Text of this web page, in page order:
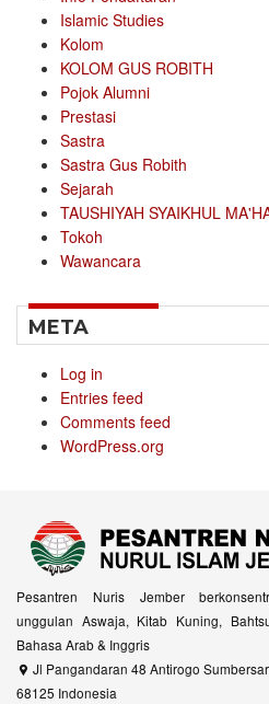
Islamic Studies
Kolom
KOLOM GUS ROBITH
Pojok Alumni
Prestasi
Sastra
Sastra Gus Robith
Sejarah
TAUSHIYAH SYAIKHUL
Tokoh
Wawancara
META
Log in
Entries feed
Comments feed
WordPress.org
Pesantren Nuris Jember
unggulan Aswaja, Kitab Kuning,
Bahasa Arab & Inggris
Jl Pangandaran 48 Antirogo
68125 Indonesia